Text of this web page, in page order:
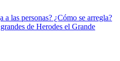
a las personas? ¿Cómo se arregla?
de Herodes el Grande